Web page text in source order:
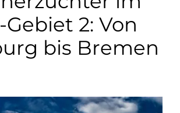
Gebiet 2: Von
bis Bremen